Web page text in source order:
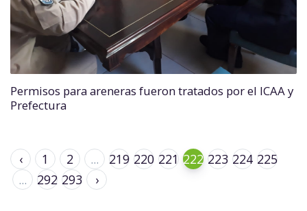
Permisos para areneras fueron tratados por el ICAA y
Prefectura
‹ 1 2 ... 219 220 221 222 223 224 225
...
292 293 ›